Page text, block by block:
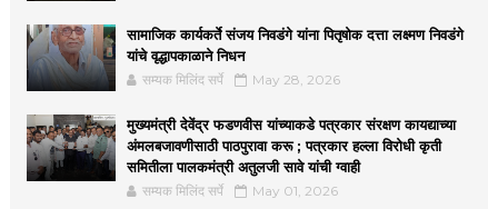
सामाजिक कार्यकर्ते संजय निवडंगे यांना पितृषोक दत्ता लक्ष्मण निवडंगे
यांचे वृद्धापकाळाने निधन
सम्यक मिलिंद सर्पे May 28, 2026
मुख्यमंत्री देवेंद्र फडणवीस यांच्याकडे पत्रकार संरक्षण कायद्याच्या
अंमलबजावणीसाठी पाठपुरावा करू ; पत्रकार हल्ला विरोधी कृती
समितीला पालकमंत्री अतुलजी सावे यांची ग्वाही
सम्यक मिलिंद सर्पे May 01, 2026